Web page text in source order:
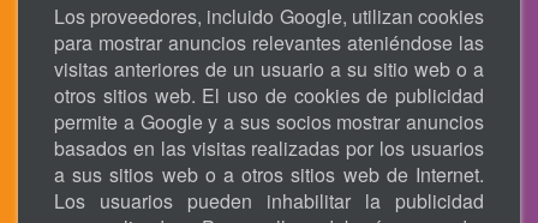
Los proveedores, incluido Google, utilizan cookies
para mostrar anuncios relevantes ateniéndose las
visitas anteriores de un usuario a su sitio web o a
otros sitios web. El uso de cookies de publicidad
permite a Google y a sus socios mostrar anuncios
basados en las visitas realizadas por los usuarios
a sus sitios web o a otros sitios web de Internet.
Los usuarios pueden inhabilitar la publicidad